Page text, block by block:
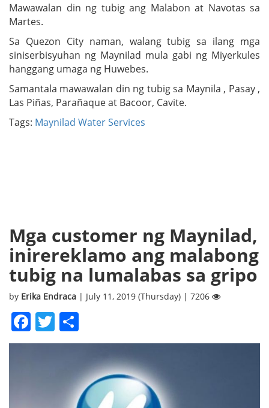
Mawawalan din ng tubig ang Malabon at Navotas sa
Martes.
Sa Quezon City naman, walang tubig sa ilang mga
siniserbisyuhan ng Maynilad mula gabi ng Miyerkules
hanggang umaga ng Huwebes.
Samantala mawawalan din ng tubig sa Maynila , Pasay ,
Las Piñas, Parañaque at Bacoor, Cavite.
Tags: Maynilad Water Services
Mga customer ng Maynilad,
inirereklamo ang malabong
tubig na lumalabas sa gripo
by Erika Endraca | July 11, 2019 (Thursday) | 7206
Facebook
Twitter